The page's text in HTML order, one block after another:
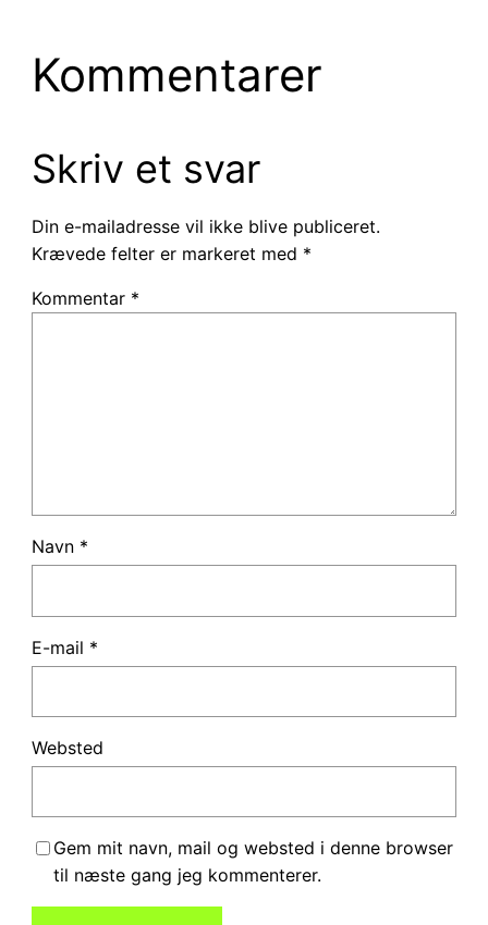
Kommentarer
Skriv et svar
Din e-mailadresse vil ikke blive publiceret.
Krævede felter er markeret med *
Kommentar *
Navn *
E-mail *
Websted
Gem mit navn, mail og websted i denne browser
til næste gang jeg kommenterer.